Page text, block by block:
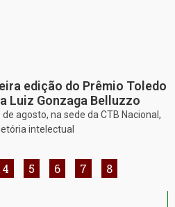
edição do Prêmio Toledo
Luiz Gonzaga Belluzzo
agosto, na sede da CTB Nacional,
intelectual
4 5 6 7 8